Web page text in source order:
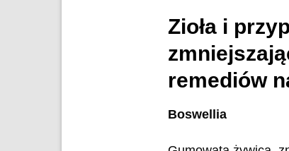
Zioła i
remediów
Boswellia